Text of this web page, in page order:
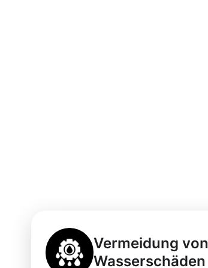
Vermeidung von
Wasserschäden